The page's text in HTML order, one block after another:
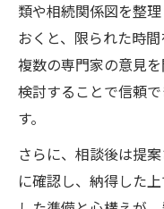
類や相続関係図を整
おくと、限られた時
複数の専門家の意見
検討することで信頼
す。
さらに、相談後は提
に確認し、納得した